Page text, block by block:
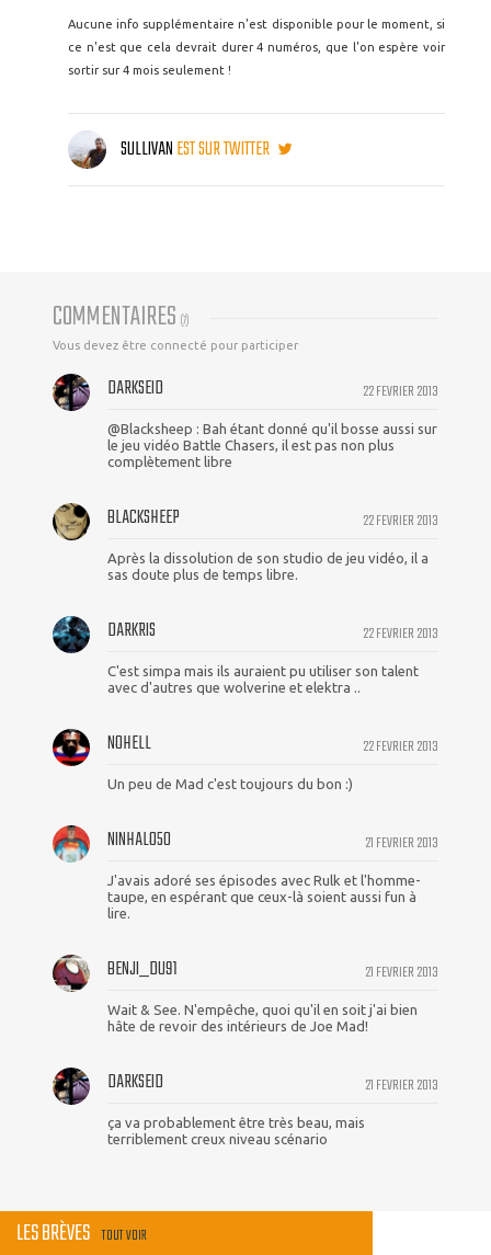
Aucune info supplémentaire n'est disponible pour le moment, si
ce n'est que cela devrait durer 4 numéros, que l'on espère voir
sortir sur 4 mois seulement !
SULLIVANEST SUR TWITTER
COMMENTAIRES (7)
Vous devez être connecté pour participer
22 FEVRIER 2013
DARKSEID
@Blacksheep : Bah étant donné qu'il bosse aussi sur
le jeu vidéo Battle Chasers, il est pas non plus
complètement libre
22 FEVRIER 2013
BLACKSHEEP
Après la dissolution de son studio de jeu vidéo, il a
sas doute plus de temps libre.
22 FEVRIER 2013
DARKRIS
C'est simpa mais ils auraient pu utiliser son talent
avec d'autres que wolverine et elektra ..
22 FEVRIER 2013
NOHELL
Un peu de Mad c'est toujours du bon :)
21 FEVRIER 2013
NINHALO50
J'avais adoré ses épisodes avec Rulk et l'homme-
taupe, en espérant que ceux-là soient aussi fun à
lire.
21 FEVRIER 2013
BENJI_DU91
Wait & See. N'empêche, quoi qu'il en soit j'ai bien
hâte de revoir des intérieurs de Joe Mad!
21 FEVRIER 2013
DARKSEID
ça va probablement être très beau, mais
terriblement creux niveau scénario
LES BRÈVES TOUT VOIR